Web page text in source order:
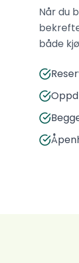
Når du
både